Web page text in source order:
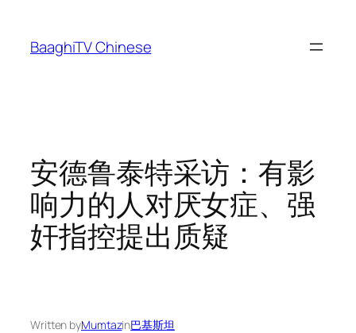
content
BaaghiTV Chinese
安德鲁泰特采访：有影
响力的人对厌女症、强
奸指控提出质疑
Written byMumtazin巴基斯坦